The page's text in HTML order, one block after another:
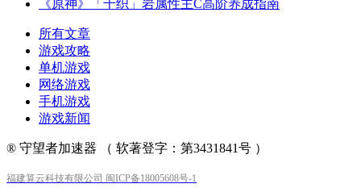
《原神》「千织」岩属性主C高阶养成指南
所有文章
游戏攻略
单机游戏
网络游戏
手机游戏
游戏新闻
® 守望者加速器 （ 软著登字：第3431841号 ）
福建算云科技有限公司 闽ICP备18005608号-1